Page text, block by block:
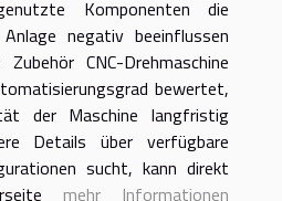
Komponenten die
negativ beeinflussen
CNC-Drehmaschine
bewertet,
der Maschine langfristig
Details über verfügbare
sucht, kann direkt
mehr Informationen